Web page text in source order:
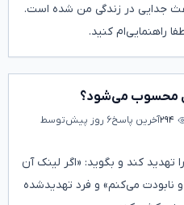
جدایی در زندگی من شده است.
راهنمایی‌ام کنید.
محسوب می‌شود؟
۲۹۴آخرین پاسخ۶ روز پیش
توسط
تهدید کند و بگوید: «اگر لینک آن
و نابودت می‌کنم» و فرد تهدیدشده